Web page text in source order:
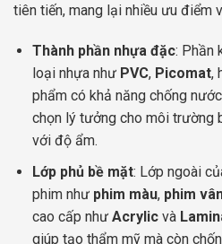
tiên tiến, mang lại nhiều ưu điểm
Thành phần nhựa đặc: Phần
loại nhựa như PVC, Picomat,
phẩm có khả năng chống
chọn lý tưởng cho môi trường
với độ ẩm.
Lớp phủ bề mặt: Lớp ngoài
phim như phim màu, phim
cao cấp như Acrylicvà
giúp tạo thẩm mỹ mà còn